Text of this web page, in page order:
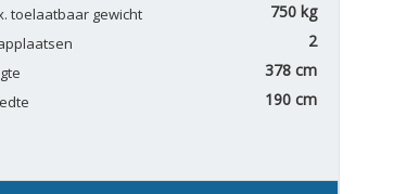
toelaatbaar gewicht 750 kg
2
378 cm
190 cm